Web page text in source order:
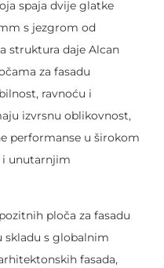
spaja dvije glatke
s jezgrom od
struktura daje Alcan
za fasadu
ravnoću i
izvrsnu oblikovnost,
performanse u širokom
i unutarnjim
ploča za fasadu
skladu s globalnim
fasada,